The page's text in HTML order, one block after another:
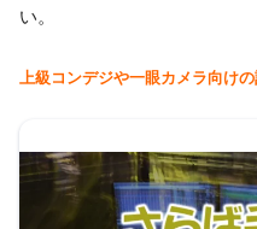
い。
上級コンデジや一眼カメラ向け